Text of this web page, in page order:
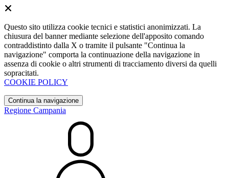
Questo sito utilizza cookie tecnici e statistici anonimizzati. La
chiusura del banner mediante selezione dell'apposito comando
contraddistinto dalla X o tramite il pulsante "Continua la
navigazione" comporta la continuazione della navigazione in
assenza di cookie o altri strumenti di tracciamento diversi da quelli
sopracitati.
COOKIE POLICY
Continua la navigazione
Regione Campania